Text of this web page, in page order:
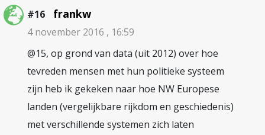
#16 frankw
4 november 2016 , 16:59
@15, op grond van data (uit 2012) over hoe
tevreden mensen met hun politieke systeem
zijn heb ik gekeken naar hoe NW Europese
landen (vergelijkbare rijkdom en geschiedenis)
met verschillende systemen zich laten